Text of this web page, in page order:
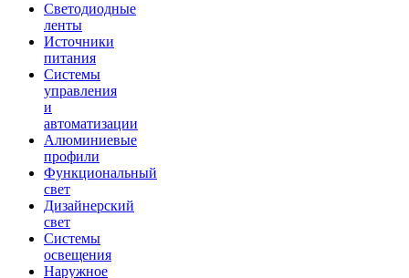
Светодиодные
ленты
Источники
питания
Системы
управления
и
автоматизации
Алюминиевые
профили
Функциональный
свет
Дизайнерский
свет
Системы
освещения
Наружное